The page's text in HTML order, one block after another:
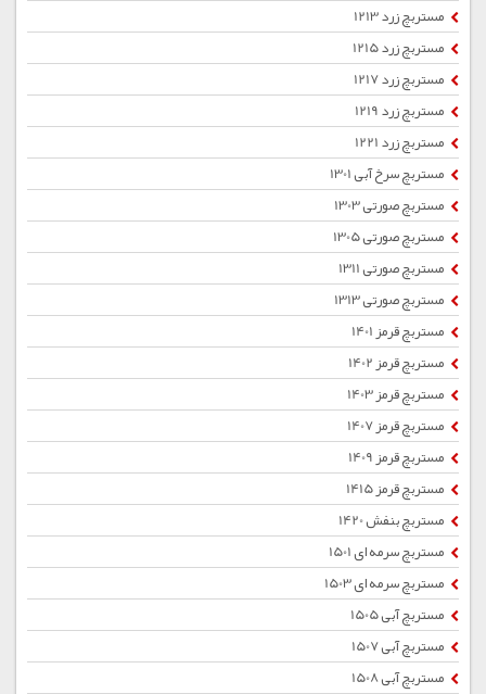
مستربچ زرد 1213
مستربچ زرد 1215
مستربچ زرد 1217
مستربچ زرد 1219
مستربچ زرد 1221
مستربچ سرخ آبی 1301
مستربچ صورتی 1303
مستربچ صورتی 1305
مستربچ صورتی 1311
مستربچ صورتی 1313
مستربچ قرمز 1401
مستربچ قرمز 1402
مستربچ قرمز 1403
مستربچ قرمز 1407
مستربچ قرمز 1409
مستربچ قرمز 1415
مستربچ بنفش 1420
مستربچ سرمه ای 1501
مستربچ سرمه ای 1503
مستربچ آبی 1505
مستربچ آبی 1507
مستربچ آبی 1508